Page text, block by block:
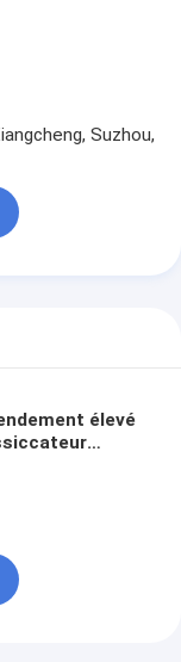
Suzhou,
élevé